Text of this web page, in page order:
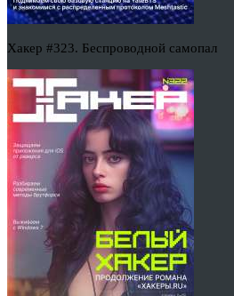
Хакер #323. Беспроводной самопал